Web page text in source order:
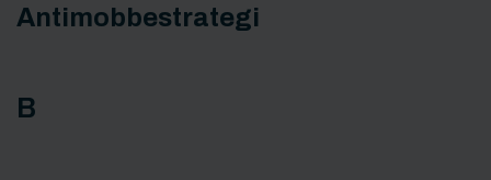
Antimobbestrategi
B